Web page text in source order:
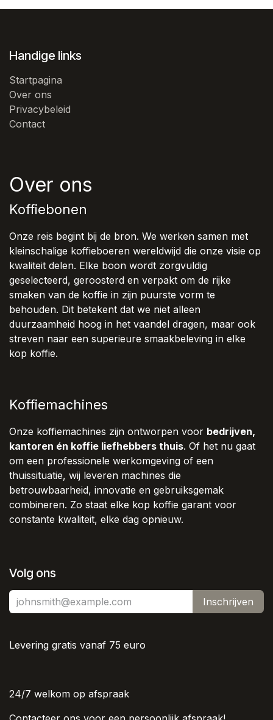
Handige links
Startpagina
Over ons
Privacybeleid
Contact
Over ons
Koffiebonen
Onze reis begint bij de bron. We werken samen met
kleinschalige koffieboeren wereldwijd die onze visie op
kwaliteit delen. Elke boon wordt zorgvuldig
geselecteerd, geroosterd en verpakt om de rijke
smaken van de koffie in zijn puurste vorm te
behouden. Dit betekent dat we niet alleen
duurzaamheid hoog in het vaandel dragen, maar ook
streven naar een superieure smaakbeleving in elke
kop koffie.
Koffiemachines
Onze koffiemachines zijn ontworpen voor bedrijven,
kantoren én koffie liefhebbers thuis. Of het nu gaat
om een professionele werkomgeving of een
thuissituatie, wij leveren machines die
betrouwbaarheid, innovatie en gebruiksgemak
combineren. Zo staat elke kop koffie garant voor
constante kwaliteit, elke dag opnieuw.
Volg ons
Inschrijven
Levering gratis vanaf 75 euro
24/7 welkom op afspraak